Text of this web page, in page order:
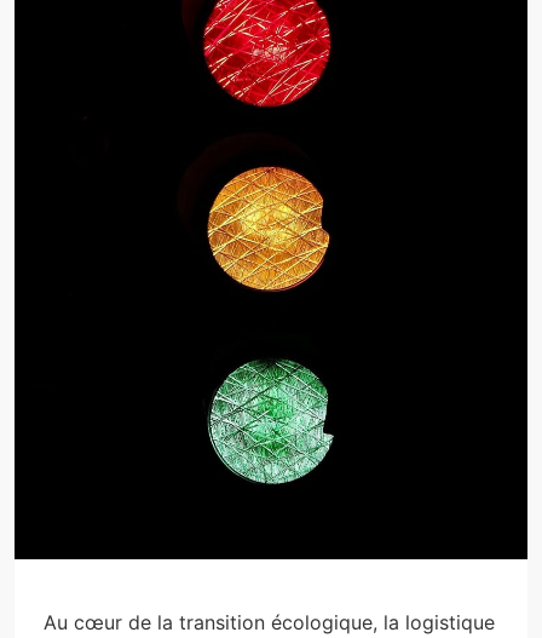
Au cœur de la transition écologique, la logistique
GRÉGOIRE BOYER
29 AOÛT 2025
Au cœur de la transition écologique, la logistique